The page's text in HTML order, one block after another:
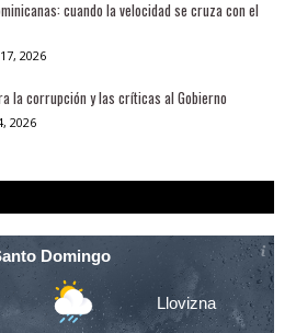
cuando la velocidad se cruza con el
2026
la corrupción y las críticas al Gobierno
2026
Domingo
Llovizna